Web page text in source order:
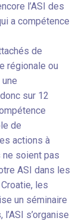
l’ASI des
a compétence
de
régionale ou
sur 12
de
actions à
ne soient pas
ASI dans les
les
un séminaire
s’organise